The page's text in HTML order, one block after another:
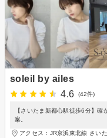
soleil by ailes
4.6
(42件)
【さいたま新都心駅徒歩6分】
案。
アクセス：JR京浜東北線 さい